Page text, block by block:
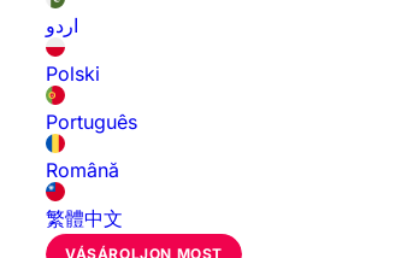
اردو
Polski
Português
Română
繁體中文
VÁSÁROLJON MOST